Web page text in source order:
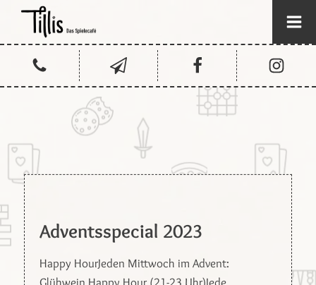
Adventsspecial 2023
Happy HourJeden Mittwoch im Advent:
Glühwein Happy Hour (21-23 Uhr)Jede